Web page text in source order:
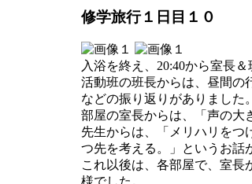
修学旅行１日目１０
入浴を終え、20:40から室長
活動班の班長からは、昼間の
などの振り返りがありました。
部屋の室長からは、「声の大
先生からは、「メリハリをつ
つ先を考える。」というお話
これ以後は、各部屋で、室長